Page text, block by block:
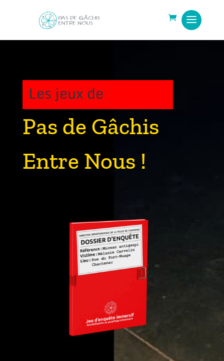
Les jeux de
Pas de Gâchis
Entre Nous !